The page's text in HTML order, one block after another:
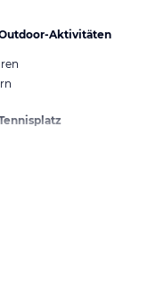
Aktivitäten